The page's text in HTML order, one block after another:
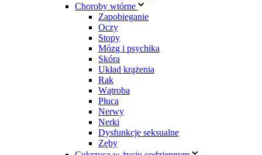
Choroby wtórne
Zapobieganie
Oczy
Stopy
Mózg i psychika
Skóra
Układ krążenia
Rak
Wątroba
Płuca
Nerwy
Nerki
Dysfunkcje seksualne
Zęby